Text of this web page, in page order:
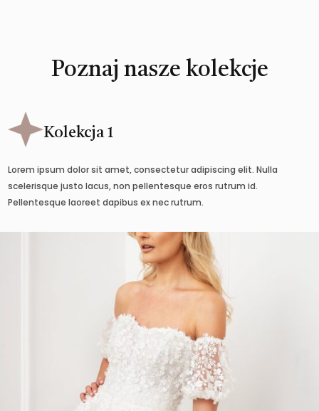
Poznaj nasze kolekcje
Kolekcja 1
Lorem ipsum dolor sit amet, consectetur adipiscing elit. Nulla
scelerisque justo lacus, non pellentesque eros rutrum id.
Pellentesque laoreet dapibus ex nec rutrum.